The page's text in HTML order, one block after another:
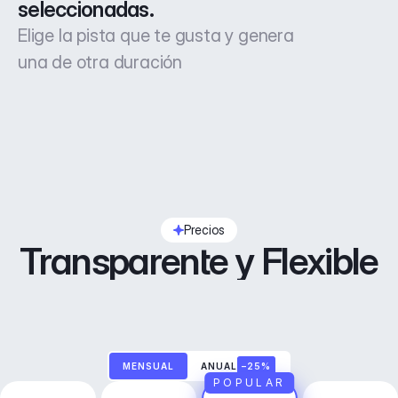
seleccionadas.
Elige la pista que te gusta y genera
una de otra duración
Precios
Transparente y Flexible
MENSUAL ANUAL –25%
POPULAR